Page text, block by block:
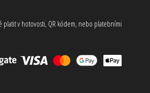
platit v hotovosti, QR kódem, nebo platebními